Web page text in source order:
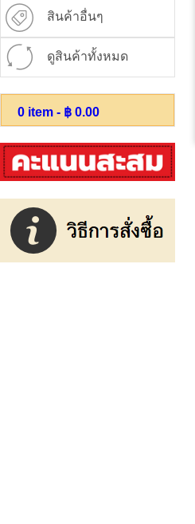
สินค้าอื่นๆ
ดูสินค้าทั้งหมด
0 item - ฿ 0.00